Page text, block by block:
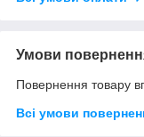
Умови
Повернення товару
Всі умови